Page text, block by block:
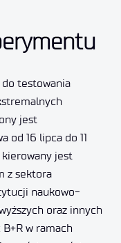
testowania
jest
od 16 lipca do 11
jest
z sektora
naukowo-
oraz innych
w ramach